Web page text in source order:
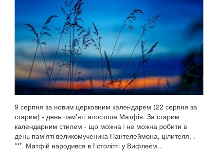
9 серпня за новим церковним календарем (22 серпня за
старим) - день пам'яті апостола Матфія. За старим
календарним стилем - що можна і не можна робити в
день пам'яті великомученика Пантелеймона, цілителя. .
***. Матфій народився в I столітті у Вифлеєм...